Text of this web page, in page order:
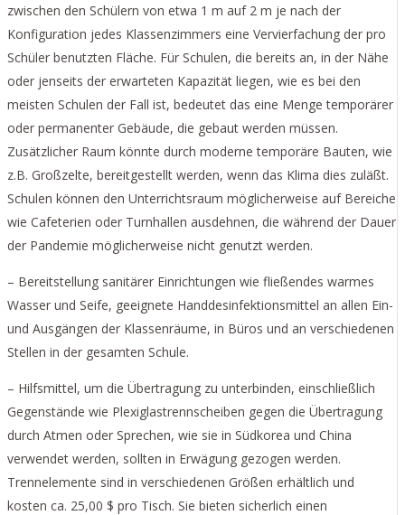
zwischen den Schülern von etwa 1 m auf 2 m je nach der
Konfiguration jedes Klassenzimmers eine Vervierfachung der pro
Schüler benutzten Fläche. Für Schulen, die bereits an, in der Nähe
oder jenseits der erwarteten Kapazität liegen, wie es bei den
meisten Schulen der Fall ist, bedeutet das eine Menge temporärer
oder permanenter Gebäude, die gebaut werden müssen.
Zusätzlicher Raum könnte durch moderne temporäre Bauten, wie
z.B. Großzelte, bereitgestellt werden, wenn das Klima dies zuläßt.
Schulen können den Unterrichtsraum möglicherweise auf Bereiche
wie Cafeterien oder Turnhallen ausdehnen, die während der Dauer
der Pandemie möglicherweise nicht genutzt werden.
– Bereitstellung sanitärer Einrichtungen wie fließendes warmes
Wasser und Seife, geeignete Handdesinfektionsmittel an allen Ein-
und Ausgängen der Klassenräume, in Büros und an verschiedenen
Stellen in der gesamten Schule.
– Hilfsmittel, um die Übertragung zu unterbinden, einschließlich
Gegenstände wie Plexiglastrennscheiben gegen die Übertragung
durch Atmen oder Sprechen, wie sie in Südkorea und China
verwendet werden, sollten in Erwägung gezogen werden.
Trennelemente sind in verschiedenen Größen erhältlich und
kosten ca. 25,00 $ pro Tisch. Sie bieten sicherlich einen